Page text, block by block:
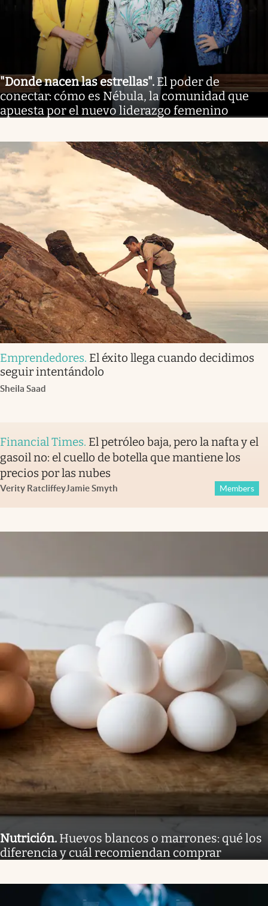
"Donde nacen las estrellas". El poder de
conectar: cómo es Nébula, la comunidad que
apuesta por el nuevo liderazgo femenino
Emprendedores. El éxito llega cuando decidimos
seguir intentándolo
Sheila Saad
Financial Times. El petróleo baja, pero la nafta y el
gasoil no: el cuello de botella que mantiene los
precios por las nubes
Verity RatcliffeyJamie Smyth Members
Nutrición. Huevos blancos o marrones: qué los
diferencia y cuál recomiendan comprar